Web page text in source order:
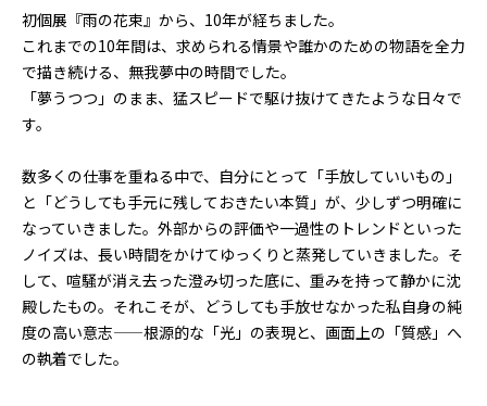
初個展『雨の花束』から、10年が経ちました。
これまでの10年間は、求められる情景や誰かのための物語を全力
で描き続ける、無我夢中の時間でした。
「夢うつつ」のまま、猛スピードで駆け抜けてきたような日々で
す。
数多くの仕事を重ねる中で、自分にとって「手放していいもの」
と「どうしても手元に残しておきたい本質」が、少しずつ明確に
なっていきました。外部からの評価や一過性のトレンドといった
ノイズは、長い時間をかけてゆっくりと蒸発していきました。そ
して、喧騒が消え去った澄み切った底に、重みを持って静かに沈
殿したもの。それこそが、どうしても手放せなかった私自身の純
度の高い意志——根源的な「光」の表現と、画面上の「質感」へ
の執着でした。